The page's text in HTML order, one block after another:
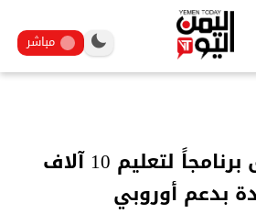
مباشر
اليونيسف تطلق برنامجاً لتعليم 10 آلاف
بدعم أوروبي